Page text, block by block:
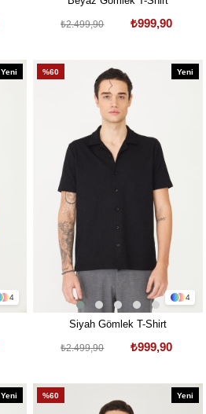
₺999,90
₺2.499,90
4
Yeni
4
%60
Yeni
Siyah Gömlek T-Shirt
₺999,90
₺2.499,90
Yeni
%60
Yeni